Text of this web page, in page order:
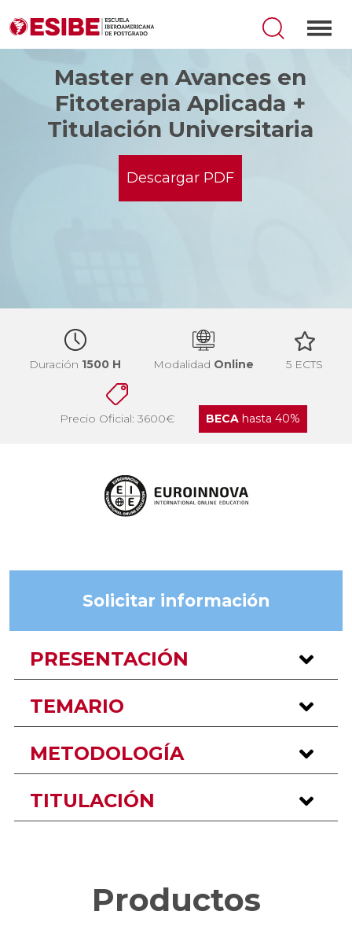
Master en Avances en
Fitoterapia Aplicada +
Titulación Universitaria
Descargar PDF
Duración 1500 H Modalidad Online 5 ECTS
Precio Oficial: 3600€ BECAhasta 40%
Solicitar información
PRESENTACIÓN
TEMARIO
METODOLOGÍA
TITULACIÓN
Productos